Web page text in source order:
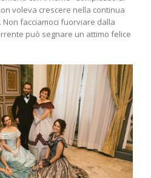
voleva crescere nella continua
Non facciamoci fuorviare dalla
può segnare un attimo felice